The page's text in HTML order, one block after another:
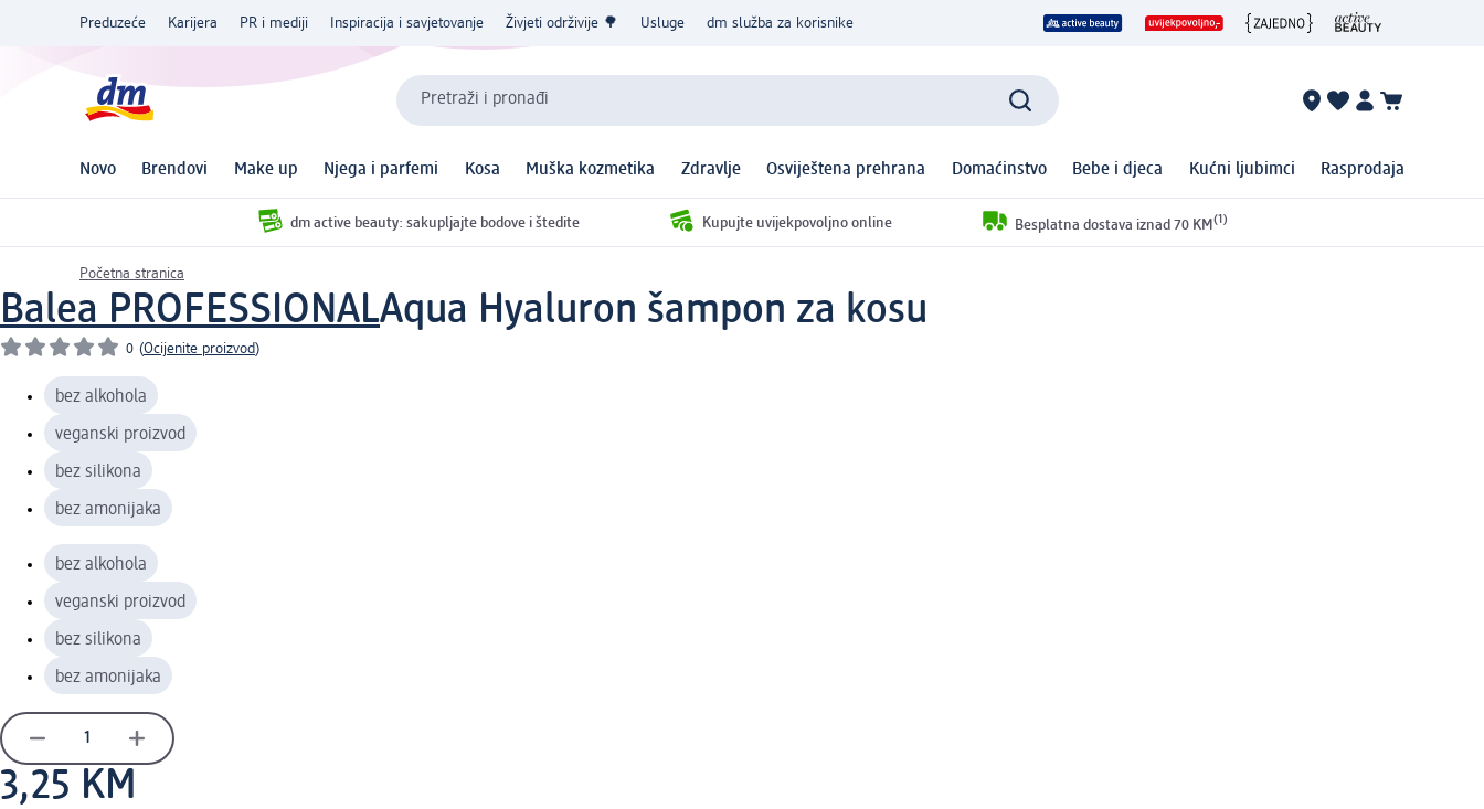
Preduzeće Karijera PR i mediji Inspiracija i savjetovanje Živjeti održivije 🌳 Usluge dm služba za korisnike
Pretraži i pronađi
Novo Brendovi Make up Njega i parfemi Kosa Muška kozmetika Zdravlje Osviještena prehrana Domaćinstvo Bebe i djeca Kućni ljubimci Rasprodaja
dm active beauty: sakupljajte bodove i štedite Kupujte uvijekpovoljno online Besplatna dostava iznad 70 KM (1)
Početna stranica
Balea PROFESSIONALAqua Hyaluron šampon za kosu
0 (Ocijenite proizvod)
bez alkohola
veganski proizvod
bez silikona
bez amonijaka
bez alkohola
veganski proizvod
bez silikona
bez amonijaka
3,25 KM